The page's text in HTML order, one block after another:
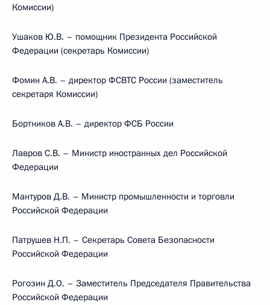
Комиссии)
Ушаков Ю.В. – помощник Президента Российской
Федерации (секретарь Комиссии)
Фомин А.В. – директор ФСВТС России (заместитель
секретаря Комиссии)
Бортников А.В. – директор ФСБ России
Лавров С.В. – Министр иностранных дел Российской
Федерации
Мантуров Д.В. – Министр промышленности и торговли
Российской Федерации
Патрушев Н.П. – Секретарь Совета Безопасности
Российской Федерации
Рогозин Д.О. – Заместитель Председателя Правительства
Российской Федерации